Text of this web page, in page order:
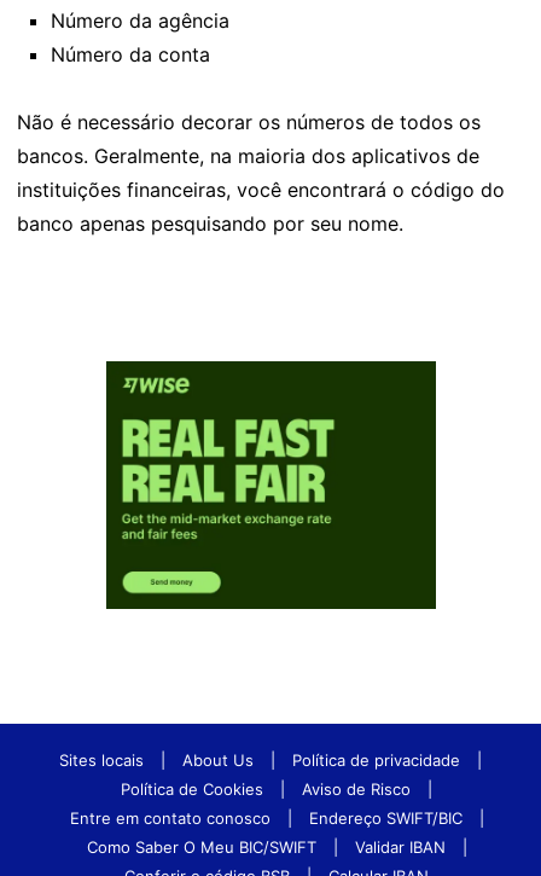
Número da agência
Número da conta
Não é necessário decorar os números de todos os
bancos. Geralmente, na maioria dos aplicativos de
instituições financeiras, você encontrará o código do
banco apenas pesquisando por seu nome.
Sites locais About Us Política de privacidade
Política de Cookies
Aviso de Risco
Entre em contato conosco
Endereço SWIFT/BIC
Como Saber O Meu BIC/SWIFT
Validar IBAN